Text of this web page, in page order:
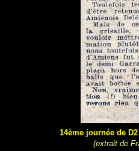
14ème journée de
(extrait de